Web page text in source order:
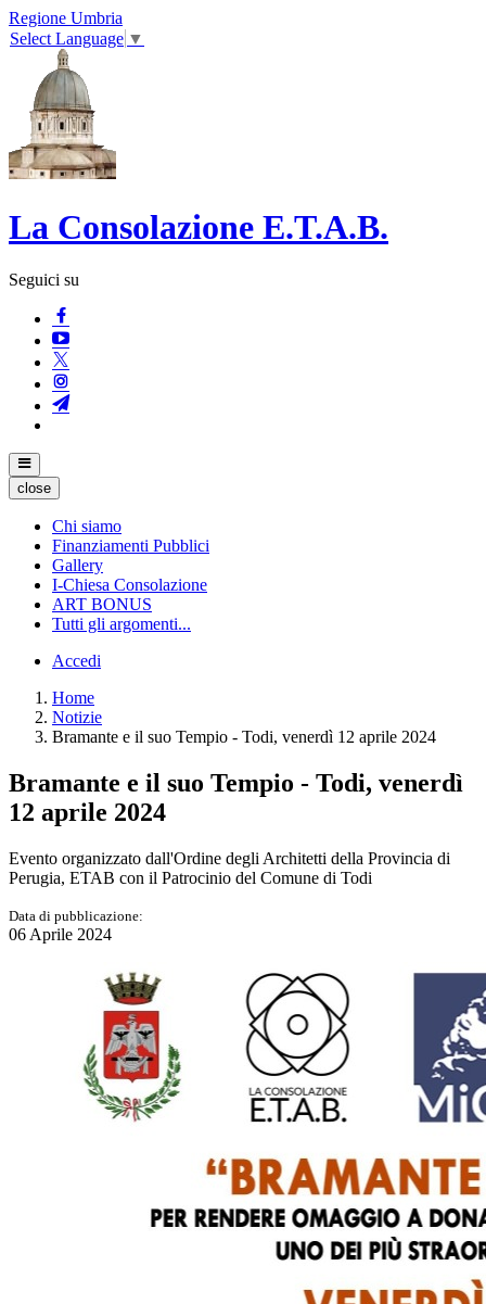
Regione Umbria
Select Language ▼
La Consolazione E.T.A.B.
Seguici su
close
Chi siamo
Finanziamenti Pubblici
Gallery
I-Chiesa Consolazione
ART BONUS
Tutti gli argomenti...
Accedi
Home
Notizie
Bramante e il suo Tempio - Todi, venerdì 12 aprile 2024
Bramante e il suo Tempio - Todi, venerdì
12 aprile 2024
Evento organizzato dall'Ordine degli Architetti della Provincia di
Perugia, ETAB con il Patrocinio del Comune di Todi
Data di pubblicazione:
06 Aprile 2024